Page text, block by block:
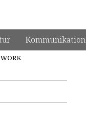
Kommunikation